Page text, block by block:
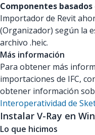
Componentes
Importador de Revit
(Organizador) según la
archivo .heic.
Más información
Para obtener más
importaciones de IFC,
obtener información
Interoperatividad de
Instalar V-Ray en
Lo que hicimos